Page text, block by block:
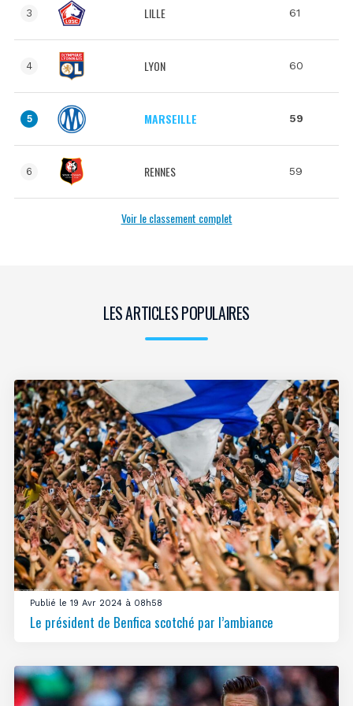
3 LILLE 61
4 LYON 60
5 MARSEILLE 59
6 RENNES 59
Voir le classement complet
LES ARTICLES POPULAIRES
Publié le 19 Avr 2024 à 08h58
Le président de Benfica scotché par l’ambiance